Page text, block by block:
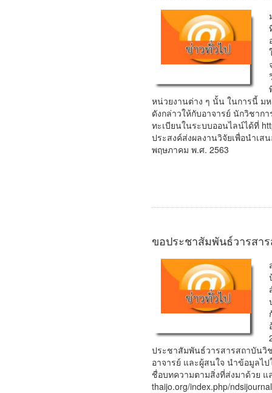
หน่วยงานต่าง ๆ นั้น ในการนี้ ม
ดังกล่าวให้กับอาจารย์ นักวิชาก
ทะเบียนในระบบออนไลน์ได้ที่
ประสงค์ส่งผลงานวิจัยเพื่อนำเ
พฤษภาคม พ.ศ. 2563
ขอประชาสัมพันธ์วารสา
ประชาสัมพันธ์วารสารสถาบันวิ
อาจารย์ และผู้สนใจ นำข้อมูลไ
ชื่อบทความตามสิ่งที่ส่งมาด้วย แ
thaijo.org/index.php/ndsijournal